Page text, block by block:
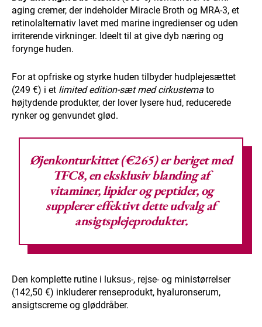
aging cremer, der indeholder Miracle Broth og MRA-3, et
retinolalternativ lavet med marine ingredienser og uden
irriterende virkninger. Ideelt til at give dyb næring og
forynge huden.
For at opfriske og styrke huden tilbyder hudplejesættet
(249 €) i et limited edition-sæt med cirkustema to
højtydende produkter, der lover lysere hud, reducerede
rynker og genvundet glød.
Øjenkonturkittet (€265) er beriget med
TFC8, en eksklusiv blanding af
vitaminer, lipider og peptider, og
supplerer effektivt dette udvalg af
ansigtsplejeprodukter.
Den komplette rutine i luksus-, rejse- og ministørrelser
(142,50 €) inkluderer renseprodukt, hyaluronserum,
ansigtscreme og gløddråber.